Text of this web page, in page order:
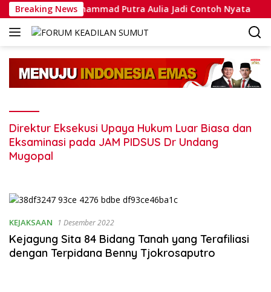
Langsung
ke
konten
Breaking News
Bripda Muhammad Putra Aulia Jadi Contoh Nyata
Direktur Eksekusi Upaya Hukum Luar Biasa dan
Eksaminasi pada JAM PIDSUS Dr Undang
Mugopal
KEJAKSAAN 1 Desember 2022
Kejagung Sita 84 Bidang Tanah yang Terafiliasi
dengan Terpidana Benny Tjokrosaputro